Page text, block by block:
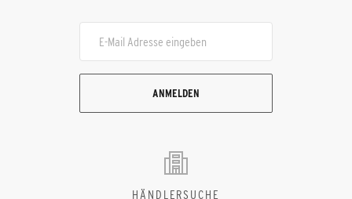
ANMELDEN
HÄNDLERSUCHE